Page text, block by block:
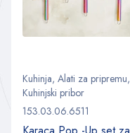
Kuhinja, Alati za pripremu,
Kuhinjski pribor
153.03.06.6511